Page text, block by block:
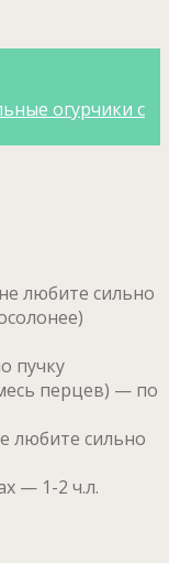
огурчики с
любите сильно
пучку
перцев) — по
любите сильно
— 1-2 ч.л.